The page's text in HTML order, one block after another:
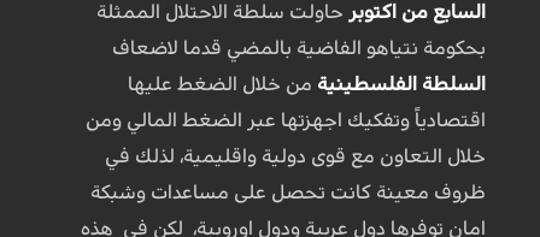
السابع من اكتوبر حاولت سلطة الاحتلال الممثلة
بحكومة نتياهو الفاضية بالمضي قدما لاضعاف
السلطة الفلسطينية من خلال الضغط عليها
اقتصادياً وتفكيك اجهزتها عبر الضغط المالي ومن
خلال التعاون مع قوى دولية واقليمية، لذلك في
ظروف معينة كانت تحصل على مساعدات وشبكة
امان توفرها دول عربية ودول اوروبية، لكن في هذه